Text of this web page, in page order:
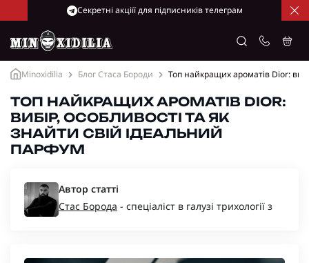
Cекретні акціїї для підписників телеграм
Minoxidilia Блог Стаса Бороди Топ найкращих ароматів Dior:
ТОП НАЙКРАЩИХ АРОМАТІВ DIOR:
ВИБІР, ОСОБЛИВОСТІ ТА ЯК
ЗНАЙТИ СВІЙ ІДЕАЛЬНИЙ
ПАРФУМ
Автор статті
Стас Борода - спеціаліст в галузі трихології з